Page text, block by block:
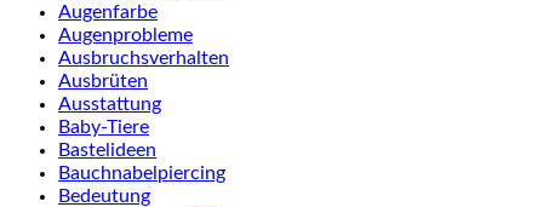
Augenfarbe
Augenprobleme
Ausbruchsverhalten
Ausbrüten
Ausstattung
Baby-Tiere
Bastelideen
Bauchnabelpiercing
Bedeutung